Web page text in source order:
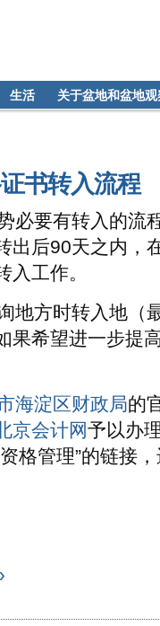
生活 关于盆地和盆地观
书转入流程
势必要有转入的流
出后90天之内，
入工作。
地方时转入地（
果希望进一步提
海淀区财政局的
京会计网予以办
格管理”的链接